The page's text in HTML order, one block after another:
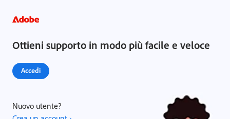
Ottieni supporto in modo più facile e veloce
Accedi
Nuovo utente?